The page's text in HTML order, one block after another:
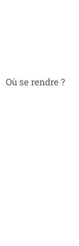
Où se rendre ?